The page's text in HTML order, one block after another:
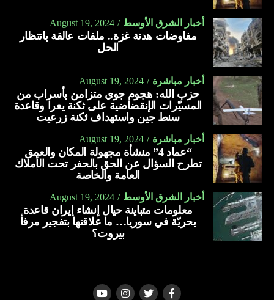
أخبار الشرق الأوسط August 19, 2024
مفاوضات هدنة غزة.. ملفات عالقة بانتظار
الحل
أخبار مباشرة August 19, 2024
حزب الله: هجوم جوي متزامن بأسراب من
المسيّرات الإنقضاضية على ثكنة يعرا وقاعدة
سنط جين واستهداف ثكنة زرعيت
أخبار مباشرة August 19, 2024
“عماد 4” منشأة مجهولة المكان والعمق
تطرح السؤال عن الحق بالحفر تحت الأملاك
العامة والخاصة
أخبار الشرق الأوسط August 19, 2024
معلومات متباينة حيال إنشاء إيران قاعدة
بحريّة في سوريا… ما علاقتها بتفجير مرفأ
بيروت؟